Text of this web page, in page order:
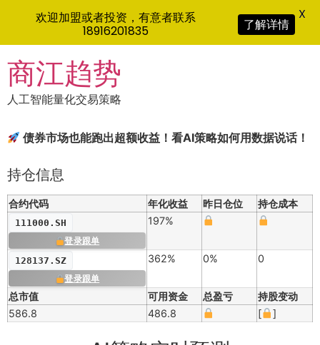
to
content
商江趋势
人工智能量化交易策略
债券市场也能跑出超额收益！看AI策略如何用数据说话！
持仓信息
合约代码 年化收益 昨日仓位 持仓成本
111000.SH
登录跟单
197%
128137.SZ
登录跟单
362% 0% 0
总市值 可用资金 总盈亏
持股变动
586.8
486.8 [ ]
欢迎加盟或者投资，有意者联系
18916201835
了解详情
X